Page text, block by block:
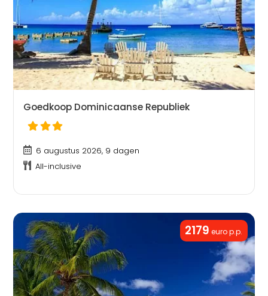
Goedkoop Dominicaanse Republiek
6 augustus 2026, 9 dagen
All-inclusive
2179 euro p.p.